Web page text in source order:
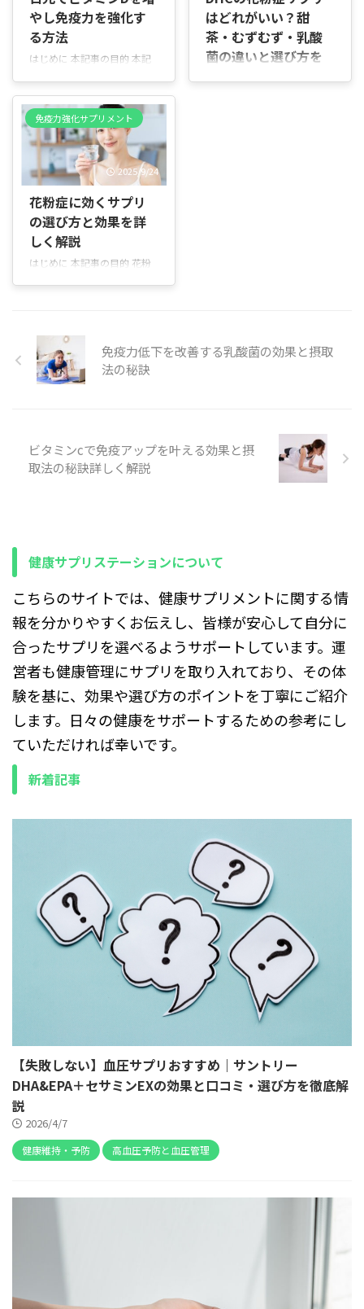
寧に解説します。 本記事の目
的 本記事では、腸内環境の改
をわかりやすく説明します。
最新研究のポイントを噛み砕
き、代表的なサプリ成分や選
び方、実際に使うときの注意
点までを一通りお伝えしま
す。専門用語は必要最低限に
とどめ、具体例 ...
的と、この先の章で扱う内容
の全体像を示します。 主な目
的 - 腸内環境に良いとされる
サプリの最適な摂取タイミン
グを整理する。 - 朝・昼・夜
やし免疫力を強化す
る方法
はじめに 本記事の目的 本記
かを、科学的な視点でわかり
やすく解説します。専門用語
は最小限にとどめ、具体的な
例や日常でできる工夫を紹介
します。 誰に向けて 普段か
ら屋内で過ごすことが多い
方、健康維持に関心がある
方、ビタミンDについて正し
い情報を知りたい方に向けた
こと ビタミンDが免疫に果た
す重要な役割 日光浴によるビ
たらすリスクと症状のサイン
食事・サプリで補う具体的な
摂取法 ...
はどれがいい？甜
茶・むずむず・乳酸
菌の違いと選び方を
DHCの花粉症サプリは「成分
免疫力強化サプリメント
2025/9/24
花粉症に効くサプリ
の選び方と効果を詳
しく解説
はじめに 本記事の目的 花粉
ントとその選び方、注意点を
わかりやすく解説します。薬
に頼りたくない方、日常的に
を和らげたい方 ・サプリを使
って生活の質を上げたい方 ・
成分や安全性を知って賢く選
選び方と注意点を確認し、第
5 ...
免疫力低下を改善する乳酸菌の効果と摂取
法の秘訣
ビタミンcで免疫アップを叶える効果と摂
取法の秘訣詳しく解説
健康サプリステーションについて
こちらのサイトでは、健康サプリメントに関する情
報を分かりやすくお伝えし、皆様が安心して自分に
合ったサプリを選べるようサポートしています。運
営者も健康管理にサプリを取り入れており、その体
験を基に、効果や選び方のポイントを丁寧にご紹介
します。日々の健康をサポートするための参考にし
ていただければ幸いです。
新着記事
【失敗しない】血圧サプリおすすめ｜サントリー
DHA&EPA＋セサミンEXの効果と口コミ・選び方を徹底解
説
2026/4/7
健康維持・予防 高血圧予防と血圧管理